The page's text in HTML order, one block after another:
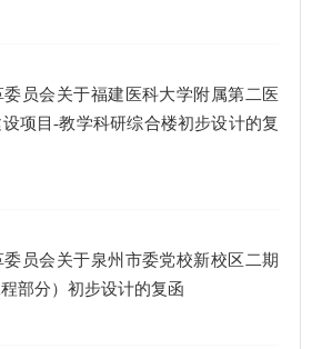
员会关于福建医科大学附属第二医
项目-教学科研综合楼初步设计的复
员会关于泉州市委党校新校区二期
部分）初步设计的复函